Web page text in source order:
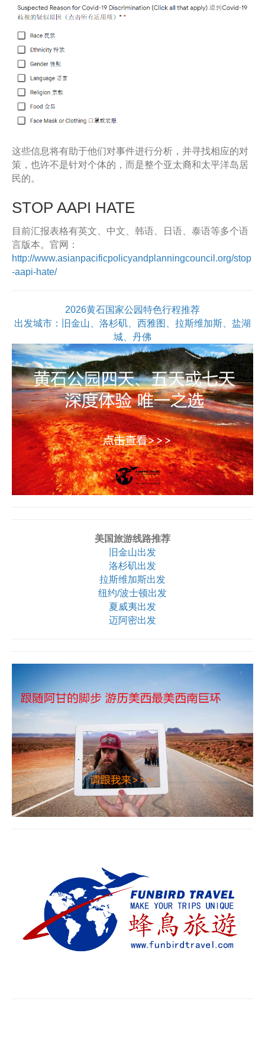
这些信息将有助于他们对事件进行分析，并寻找相应的对
策，也许不是针对个体的，而是整个亚太裔和太平洋岛居
民的。
STOP AAPI HATE
目前汇报表格有英文、中文、韩语、日语、泰语等多个语
言版本。官网：
http://www.asianpacificpolicyandplanningcouncil.org/stop
-aapi-hate/
2026黄石国家公园特色行程推荐
出发城市：旧金山、洛杉矶、西雅图、拉斯维加斯、盐湖
城、丹佛
美国旅游线路推荐
旧金山出发
洛杉矶出发
拉斯维加斯出发
纽约/波士顿出发
夏威夷出发
迈阿密出发